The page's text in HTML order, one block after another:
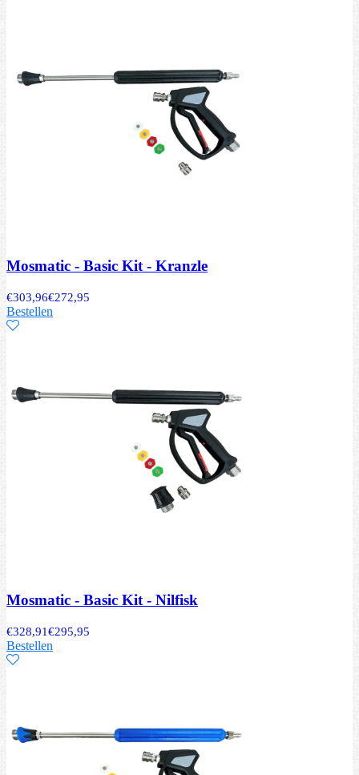
Mosmatic - Basic Kit - Kranzle
€303,96€272,95
Bestellen
Mosmatic - Basic Kit - Nilfisk
€328,91€295,95
Bestellen